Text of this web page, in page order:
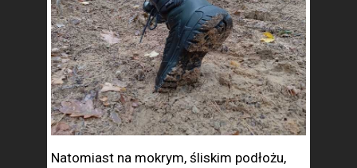
Natomiast na mokrym, śliskim podłożu,